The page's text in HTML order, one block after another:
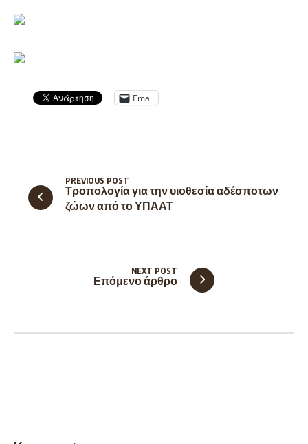
Email
Τροπολογία για την υιοθεσία αδέσποτων
ζώων από το ΥΠΑΑΤ
PREVIOUS POST
Επόμενο άρθρο
NEXT POST